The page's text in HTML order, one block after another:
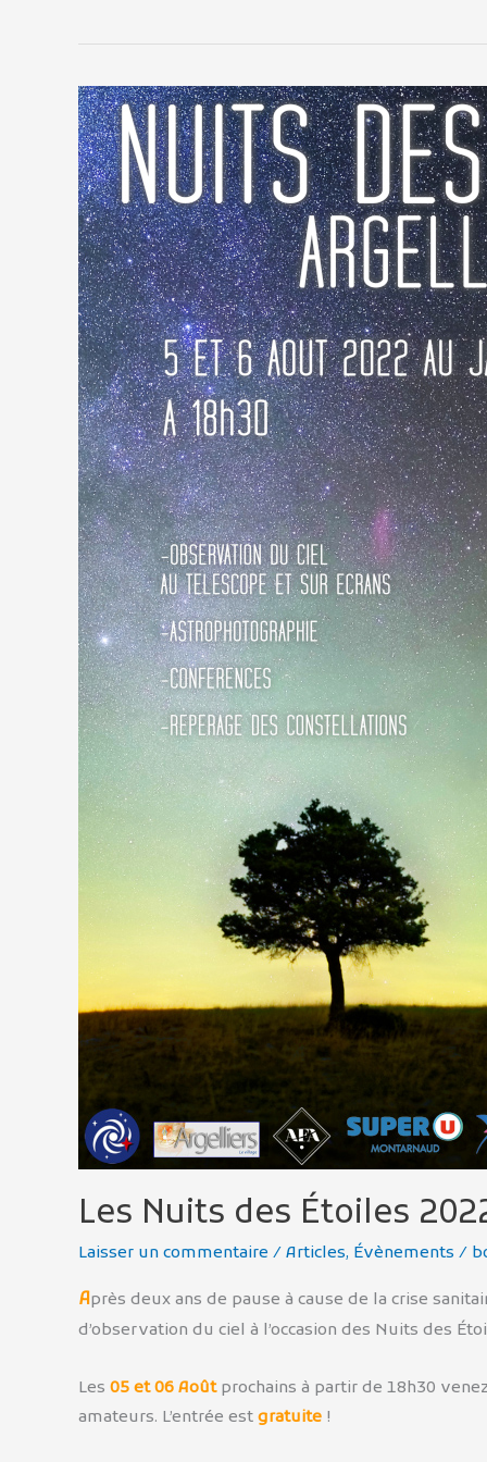
Les Nuits des Étoiles
Laisser un commentaire / Articles, Évènements /
Après deux ans de pause à cause de la crise
d’observation du ciel à l’occasion des Nuits des
Les 05 et 06 Aoûtprochains à partir de 18h30
amateurs. L’entrée est gratuite !
Les
Nuits
des
Étoiles
2022